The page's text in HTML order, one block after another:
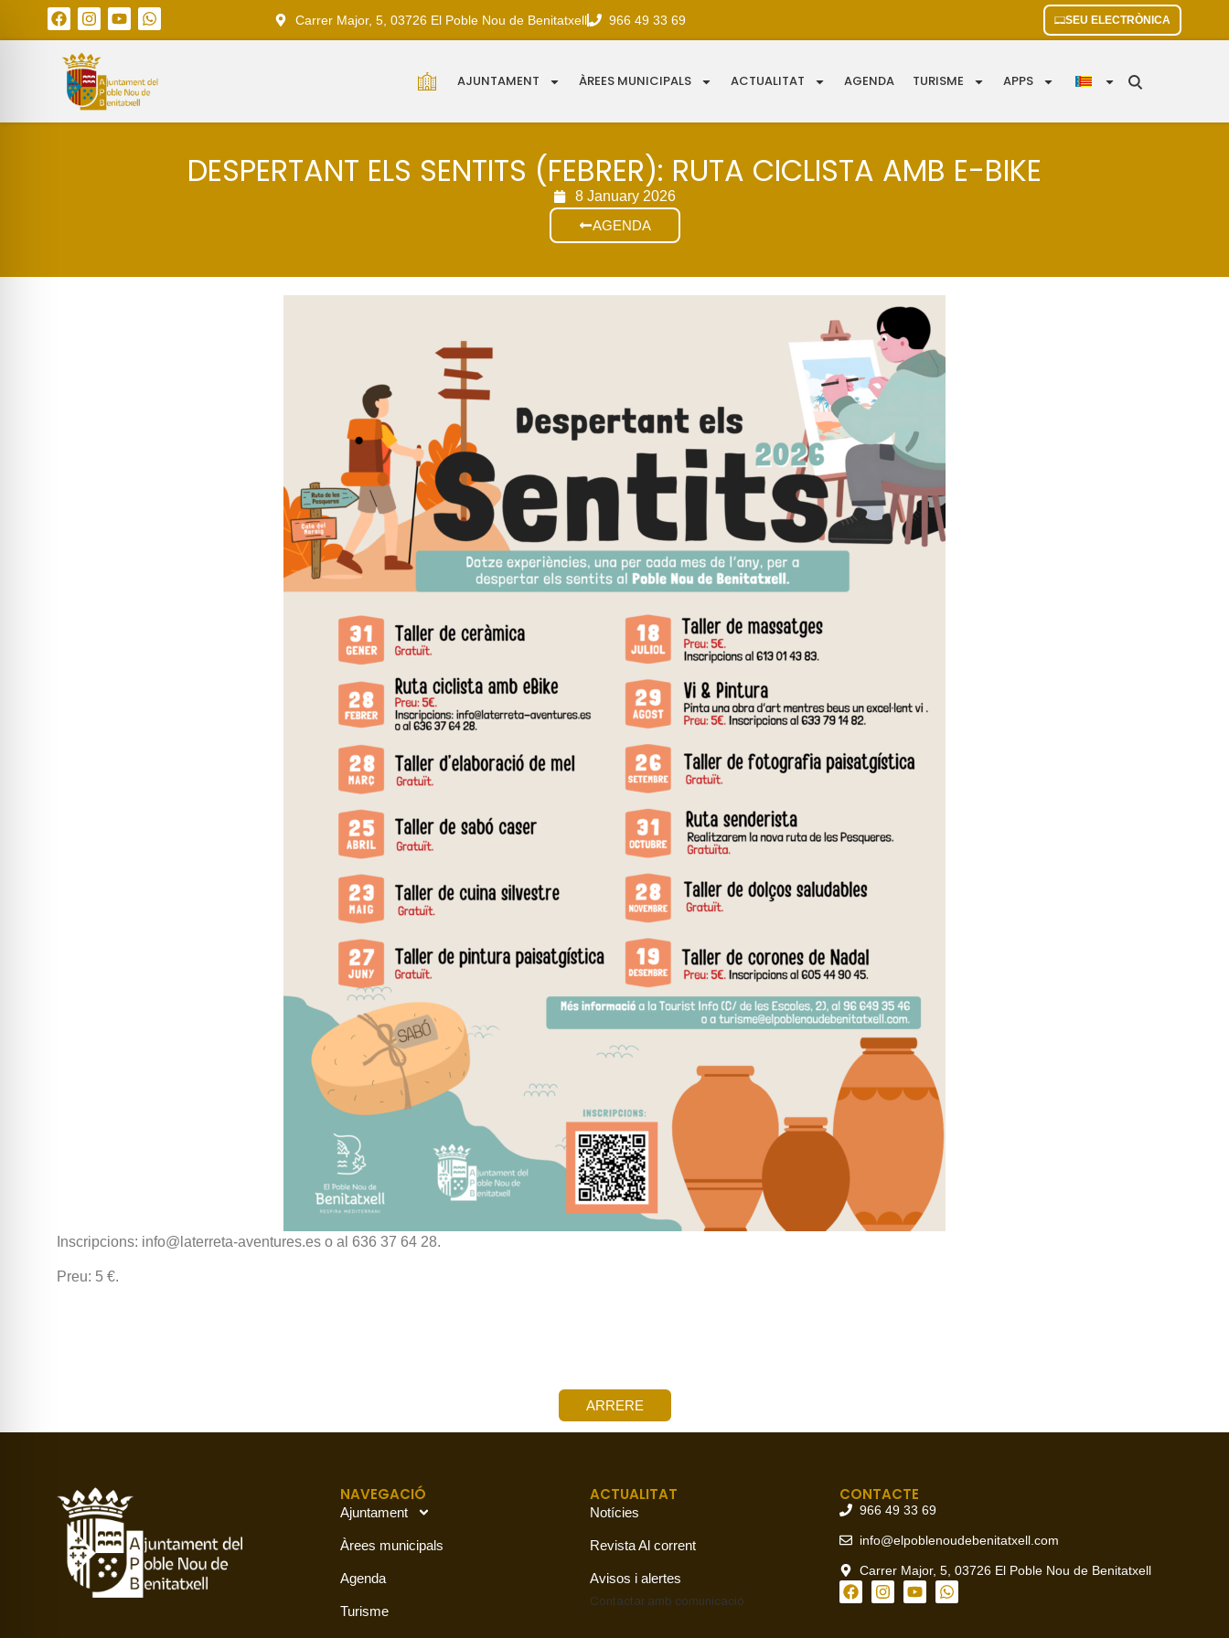
Carrer Major, 5, 03726 El Poble Nou de Benitatxell 966 49 33 69 SEU ELECTRÒNICA
AJUNTAMENT ÀREES MUNICIPALS ACTUALITAT AGENDA TURISME APPS
DESPERTANT ELS SENTITS (FEBRER): RUTA CICLISTA AMB E-BIKE
8 January 2026
AGENDA
Inscripcions: info@laterreta-aventures.es o al 636 37 64 28.
Preu: 5 €.
ARRERE
NAVEGACIÓ
Ajuntament
Àrees municipals
Agenda
Turisme
ACTUALITAT
Notícies
Revista Al corrent
Avisos i alertes
Contactar amb comunicació
CONTACTE
966 49 33 69
info@elpoblenoudebenitatxell.com
Carrer Major, 5, 03726 El Poble Nou de Benitatxell